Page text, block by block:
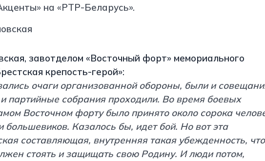
на «РТР-Беларусь».
завотделом «Восточный форт» мемориального
крепость-герой»:
очаги организованной обороны, были и
партийные собрания проходили. Во время боевых
Восточном форту было принято около сорока
большевиков. Казалось бы, идет бой. Но вот эта
составляющая, внутренняя такая убежденность,
стоять и защищать свою Родину. И люди потом,